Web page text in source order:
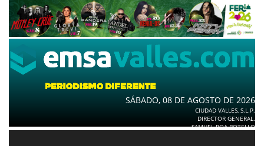
SÁBADO, 08 DE AGOSTO DE 2026
CIUDAD VALLES, S.L.P.
DIRECTOR GENERAL.
SAMUEL ROA BOTELLO